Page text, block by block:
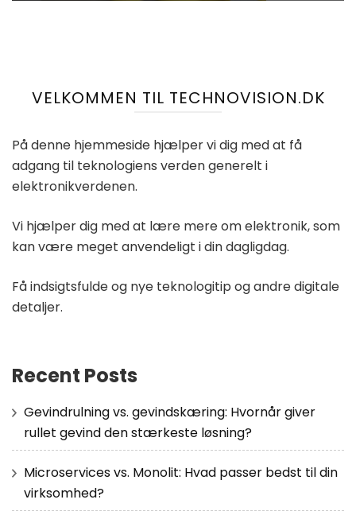
VELKOMMEN TIL TECHNOVISION.DK
På denne hjemmeside hjælper vi dig med at få
adgang til teknologiens verden generelt i
elektronikverdenen.
Vi hjælper dig med at lære mere om elektronik, som
kan være meget anvendeligt i din dagligdag.
Få indsigtsfulde og nye teknologitip og andre digitale
detaljer.
Recent Posts
Gevindrulning vs. gevindskæring: Hvornår giver
rullet gevind den stærkeste løsning?
Microservices vs. Monolit: Hvad passer bedst til din
virksomhed?